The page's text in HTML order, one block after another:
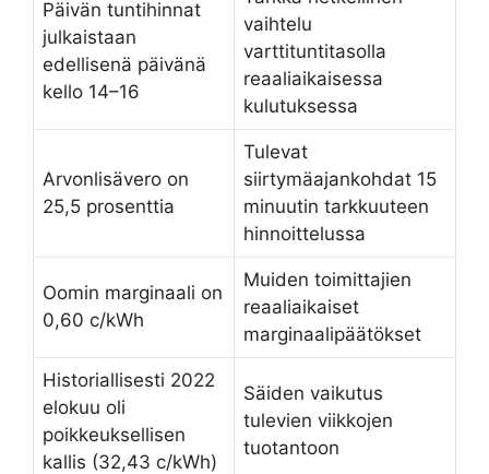
Päivän tuntihinnat
julkaistaan
edellisenä päivänä
kello 14–16
vaihtelu
varttituntitasolla
reaaliaikaisessa
kulutuksessa
Arvonlisävero on
25,5 prosenttia
Tulevat
siirtymäajankohdat 15
minuutin tarkkuuteen
hinnoittelussa
Oomin marginaali on
0,60 c/kWh
Muiden toimittajien
reaaliaikaiset
marginaalipäätökset
Historiallisesti 2022
elokuu oli
poikkeuksellisen
kallis (32,43 c/kWh)
Säiden vaikutus
tulevien viikkojen
tuotantoon